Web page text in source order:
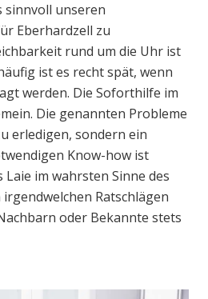
sinnvoll unseren
Eberhardzell zu
rund um die Uhr ist
ist es recht spät, wenn
werden. Die Soforthilfe im
Die genannten Probleme
erledigen, sondern ein
Know-how ist
Laie im wahrsten Sinne des
Ratschlägen
oder Bekannte stets